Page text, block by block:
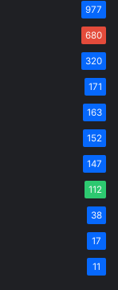
977
680
320
171
163
152
147
112
38
17
11